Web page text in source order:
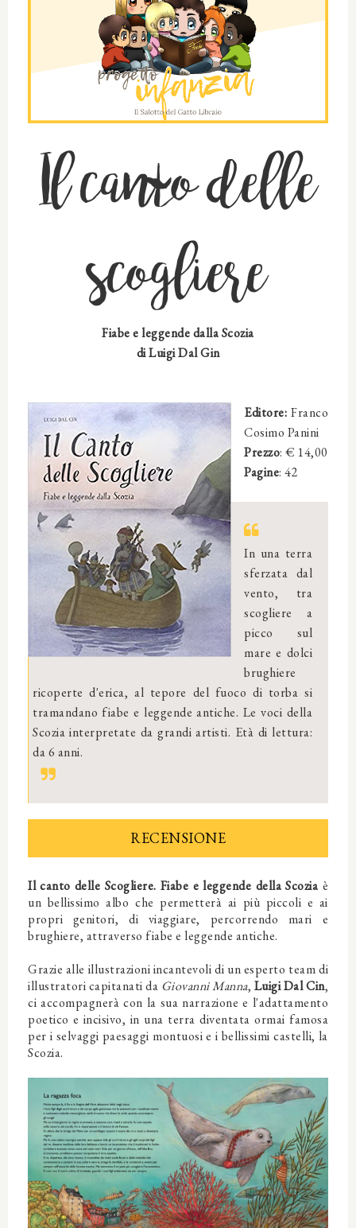
Il canto delle
scogliere
Fiabe e leggende dalla Scozia
diLuigi Dal Gin
Editore: Franco
Cosimo Panini
Prezzo: € 14,00
Pagine: 42
In una terra
sferzata dal
vento, tra
scogliere a
picco sul
mare e dolci
brughiere
ricoperte d'erica, al tepore del fuoco di torba si
tramandano fiabe e leggende antiche. Le voci della
Scozia interpretate da grandi artisti. Età di lettura:
da 6 anni.
RECENSIONE
Il canto delle Scogliere. Fiabe e leggende della Scozia è
un bellissimo albo che permetterà ai più piccoli e ai
propri genitori, di viaggiare, percorrendo mari e
brughiere, attraverso fiabe e leggende antiche.
Grazie alle illustrazioni incantevoli di un esperto team di
illustratori capitanati da Giovanni Manna, Luigi Dal Cin,
ci accompagnerà con la sua narrazione e l'adattamento
poetico e incisivo, in una terra diventata ormai famosa
per i selvaggi paesaggi montuosi e i bellissimi castelli, la
Scozia.